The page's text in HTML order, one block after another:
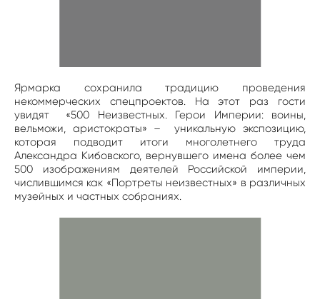
Ярмарка сохранила традицию проведения
некоммерческих спецпроектов. На этот раз гости
увидят «500 Неизвестных. Герои Империи: воины,
вельможи, аристократы» – уникальную экспозицию,
которая подводит итоги многолетнего труда
Александра Кибовского, вернувшего имена более чем
500 изображениям деятелей Российской империи,
числившимся как «Портреты неизвестных» в различных
музейных и частных собраниях.